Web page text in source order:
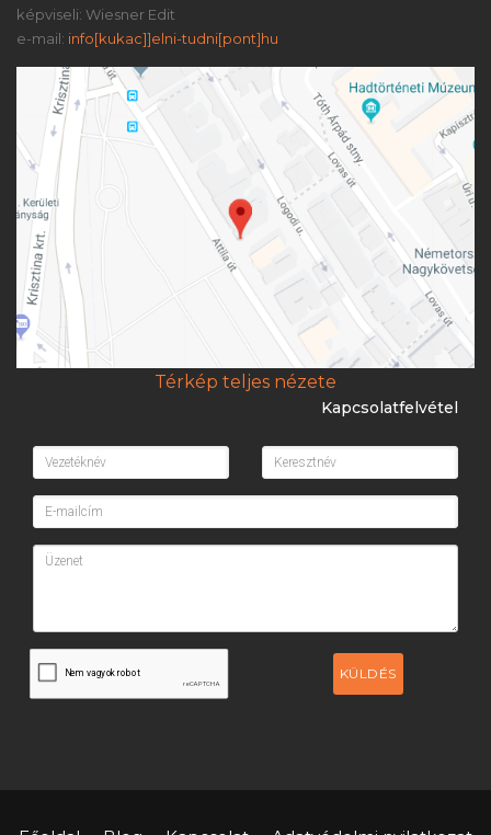
képviseli: Wiesner Edit
e-mail: info[kukac]]elni-tudni[pont]hu
Térkép teljes nézete
Kapcsolatfelvétel
KÜLDÉS